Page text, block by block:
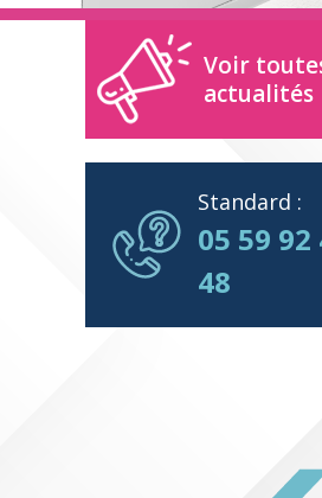
Voir
actualités
Standard :
05 59 92
48